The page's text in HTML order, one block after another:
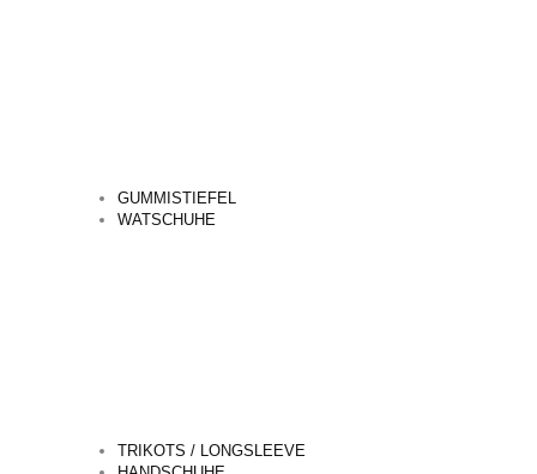
GUMMISTIEFEL
WATSCHUHE
TRIKOTS / LONGSLEEVE